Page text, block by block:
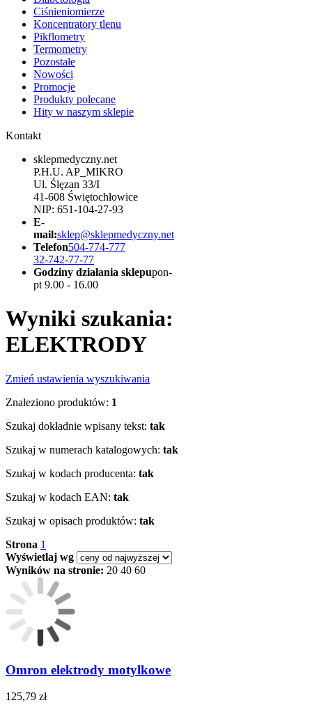
Ciśnieniomierze
Koncentratory tlenu
Pikflometry
Termometry
Pozostałe
Nowości
Promocje
Produkty polecane
Hity w naszym sklepie
Kontakt
sklepmedyczny.net
P.H.U. AP_MIKRO
Ul. Ślęzan 33/I
41-608 Świętochłowice
NIP: 651-104-27-93
E-
mail:sklep@sklepmedyczny.net
Telefon504-774-777
32-742-77-77
Godziny działania sklepupon-
pt 9.00 - 16.00
Wyniki szukania:
ELEKTRODY
Zmień ustawienia wyszukiwania
Znaleziono produktów: 1
Szukaj dokładnie wpisany tekst: tak
Szukaj w numerach katalogowych: tak
Szukaj w kodach producenta: tak
Szukaj w kodach EAN: tak
Szukaj w opisach produktów: tak
Strona 1
Wyświetlaj wg
Wyników na stronie: 20 40 60
Omron elektrody motylkowe
125,79 zł